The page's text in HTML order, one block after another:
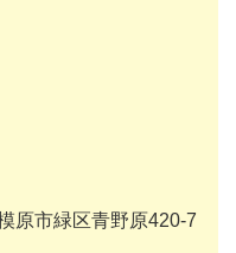
原市緑区青野原420-7